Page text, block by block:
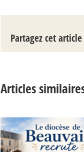
Partagez cet
Articles